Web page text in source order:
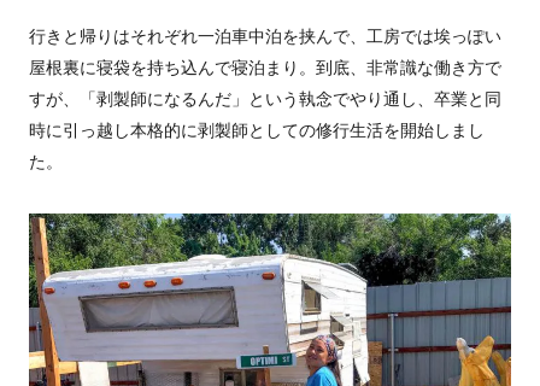
行きと帰りはそれぞれ一泊車中泊を挟んで、工房では埃っぽい
屋根裏に寝袋を持ち込んで寝泊まり。到底、非常識な働き方で
すが、「剥製師になるんだ」という執念でやり通し、卒業と同
時に引っ越し本格的に剥製師としての修行生活を開始しまし
た。